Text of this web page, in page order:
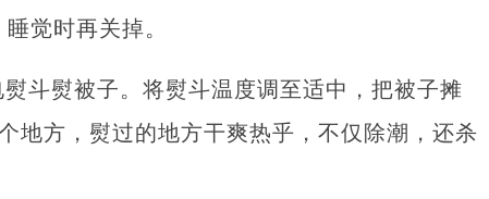
觉时再关掉。
斗熨被子。将熨斗温度调至适中，把被子摊
地方，熨过的地方干爽热乎，不仅除潮，还杀